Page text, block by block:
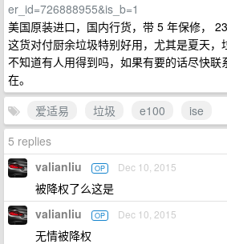
er_id=726888955&is_b=1
美国原装进口，国内行货，带 5 年保修，
这货对付厨余垃圾特别好用，尤其是夏天，
不知道有人用得到吗，如果有要的话尽快联
在。
爱适易
垃圾 e100
ise
5 replies
valianliu OP Dec 10, 2015
被降权了么这是
valianliu OP Dec 10, 2015
无情被降权